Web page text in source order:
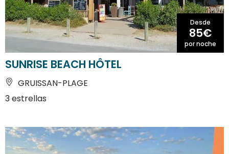
Desde
85€
por noche
SUNRISE BEACH HÔTEL
GRUISSAN-PLAGE
3 estrellas